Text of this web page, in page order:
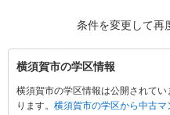
条件を変更して再
横
須
賀
市
横須賀市の学区情報
横須賀市の学区情報は公開されて
ります。 横須賀市の学区から中古